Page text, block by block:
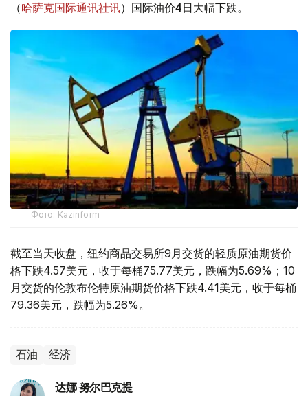
（哈萨克国际通讯社讯）国际油价4日大幅下跌。
Фото: Kazinform
截至当天收盘，纽约商品交易所9月交货的轻质原油期货价
格下跌4.57美元，收于每桶75.77美元，跌幅为5.69%；10
月交货的伦敦布伦特原油期货价格下跌4.41美元，收于每桶
79.36美元，跌幅为5.26%。
石油 经济
达娜 努尔巴克提